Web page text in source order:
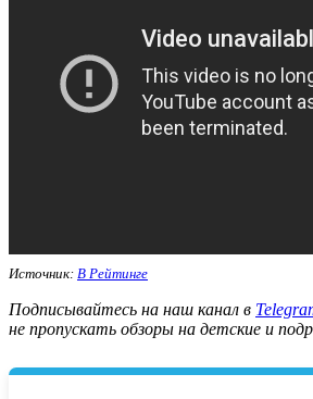
Источник: В Рейтинге
Подписывайтесь на наш канал в
не пропускать обзоры на детские и